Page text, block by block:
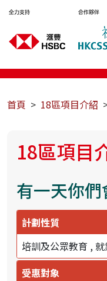
首頁 18區項目介紹
18區項目
有一天你們
計劃性質
培訓及公眾教育
受惠對象